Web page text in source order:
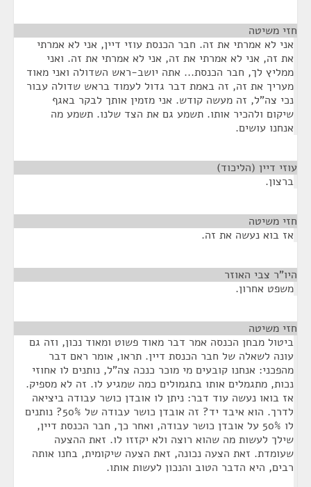
חזי משיטה
אני לא אמרתי את זה. חבר הכנסת עוזי דיין, אני לא אמרתי
את זה, אני לא אמרתי את זה, אני לא אמרתי את זה. ואני
ממליץ לך, חבר הכנסת... אתה יושב-ראש השדולה ואני מאוד
מעריך את זה, זה באמת דבר גדול לעמוד בראש שדולה עבור
נכי צה"ל, זה מעשה קודש. אני מזמין אותך לבקר באגף
שיקום ולהכיר אותו. תשמע גם את הצד שלנו. תשמע מה
אנחנו עושים.
עוזי דיין (הליכוד)
ברצון.
חזי משיטה
אז בוא נעשה את זה.
היו"ר צבי האוזר
משפט אחרון.
חזי משיטה
ביטול מבחן הכנסה אמר דבר מאוד פשוט ומאוד נכון, וזה גם
עונה לשאלה של חבר הכנסת דיין. תראו, אומר ראם דבר
מהפכני: אנחנו קובעים מי מוכר כנכה צה"ל, נותנים לו אחוזי
נכות, מתגמלים אותו בתגמולים כמה שמגיע לו. זה לא מספיק.
אז בואו נעשה עוד דבר: ניתן לו אובדן כושר עבודה ביציאה
לדרך. הוא איבד יד? זה אובדן כושר עבודה של 50%? נותנים
לו 50% על אובדן כושר עבודה, ואחר כך, חבר הכנסת דיין,
שילך לעשות מה שהוא רוצה ולא יקזזו לו. זאת ההצעה
שעומדת. זאת הצעה נכונה, זאת הצעה שיקומית, בחנו אותה
רבים, היא הדבר הטוב והנכון לעשות אותו.